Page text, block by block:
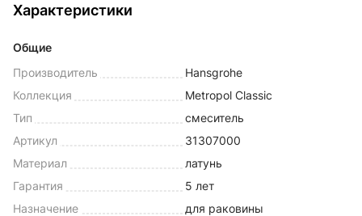
Характеристики
Общие
Производитель
Hansgrohe
Коллекция
Metropol Classic
Тип
смеситель
Артикул
31307000
Материал
латунь
Гарантия
5 лет
Назначение
для раковины